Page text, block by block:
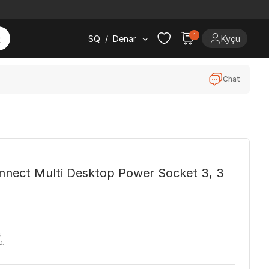
SQ / Denar 1 Kyçu
Chat
Multi Desktop Power Socket 3, 3